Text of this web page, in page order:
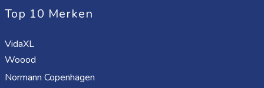
Top 10 Merken
VidaXL
Woood
Normann Copenhagen